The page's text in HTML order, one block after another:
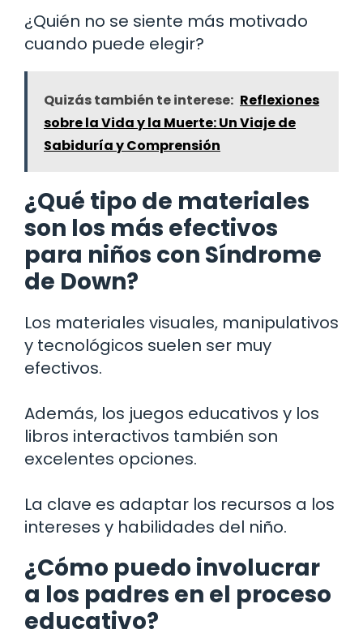
¿Quién no se siente más motivado
cuando puede elegir?
Quizás también te interese: Reflexiones
sobre la Vida y la Muerte: Un Viaje de
Sabiduría y Comprensión
¿Qué tipo de materiales
son los más efectivos
para niños con Síndrome
de Down?
Los materiales visuales, manipulativos
y tecnológicos suelen ser muy
efectivos.
Además, los juegos educativos y los
libros interactivos también son
excelentes opciones.
La clave es adaptar los recursos a los
intereses y habilidades del niño.
¿Cómo puedo involucrar
a los padres en el proceso
educativo?